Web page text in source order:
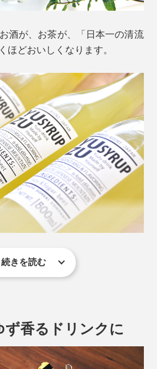
酒が、お茶が、「日本一の清流
ほどおいしくなります。
シロップ）』を、グラスに少し
、水やお湯だけで割っても◎。
続きを読む
ず香るドリンクに